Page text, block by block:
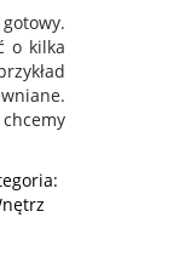
o kilka